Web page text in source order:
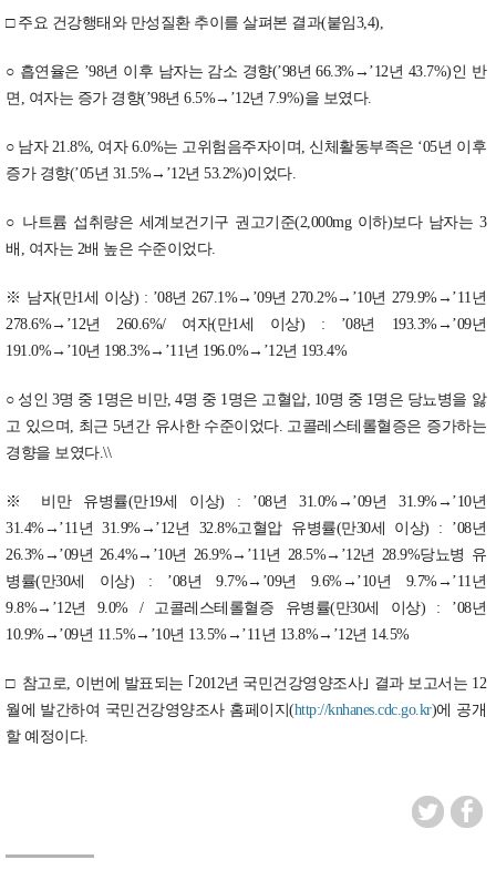
□ 주요 건강행태와 만성질환 추이를 살펴본 결과(붙임3,4),
○ 흡연율은 ’98년 이후 남자는 감소 경향(’98년 66.3%→’12년 43.7%)인 반
면, 여자는 증가 경향(’98년 6.5%→’12년 7.9%)을 보였다.
○ 남자 21.8%, 여자 6.0%는 고위험음주자이며, 신체활동부족은 ‘05년 이후
증가 경향(’05년 31.5%→’12년 53.2%)이었다.
○ 나트륨 섭취량은 세계보건기구 권고기준(2,000mg 이하)보다 남자는 3
배, 여자는 2배 높은 수준이었다.
※ 남자(만1세 이상) : ’08년 267.1%→’09년 270.2%→’10년 279.9%→’11년
278.6%→’12년 260.6%/ 여자(만1세 이상) : ’08년 193.3%→’09년
191.0%→’10년 198.3%→’11년 196.0%→’12년 193.4%
○ 성인 3명 중 1명은 비만, 4명 중 1명은 고혈압, 10명 중 1명은 당뇨병을 앓
고 있으며, 최근 5년간 유사한 수준이었다. 고콜레스테롤혈증은 증가하는
경향을 보였다.\\
※ 비만 유병률(만19세 이상) : ’08년 31.0%→’09년 31.9%→’10년
31.4%→’11년 31.9%→’12년 32.8%고혈압 유병률(만30세 이상) : ’08년
26.3%→’09년 26.4%→’10년 26.9%→’11년 28.5%→’12년 28.9%당뇨병 유
병률(만30세 이상) : ’08년 9.7%→’09년 9.6%→’10년 9.7%→’11년
9.8%→’12년 9.0% / 고콜레스테롤혈증 유병률(만30세 이상) : ’08년
10.9%→’09년 11.5%→’10년 13.5%→’11년 13.8%→’12년 14.5%
□ 참고로, 이번에 발표되는 ｢2012년 국민건강영양조사｣ 결과 보고서는 12
월에 발간하여 국민건강영양조사 홈페이지(http://knhanes.cdc.go.kr)에 공개
할 예정이다.